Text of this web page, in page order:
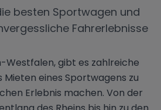
besten Sportwagen und
Fahrerlebnisse
Westfalen, gibt es zahlreiche
Mieten eines Sportwagens zu
Erlebnis machen. Von der